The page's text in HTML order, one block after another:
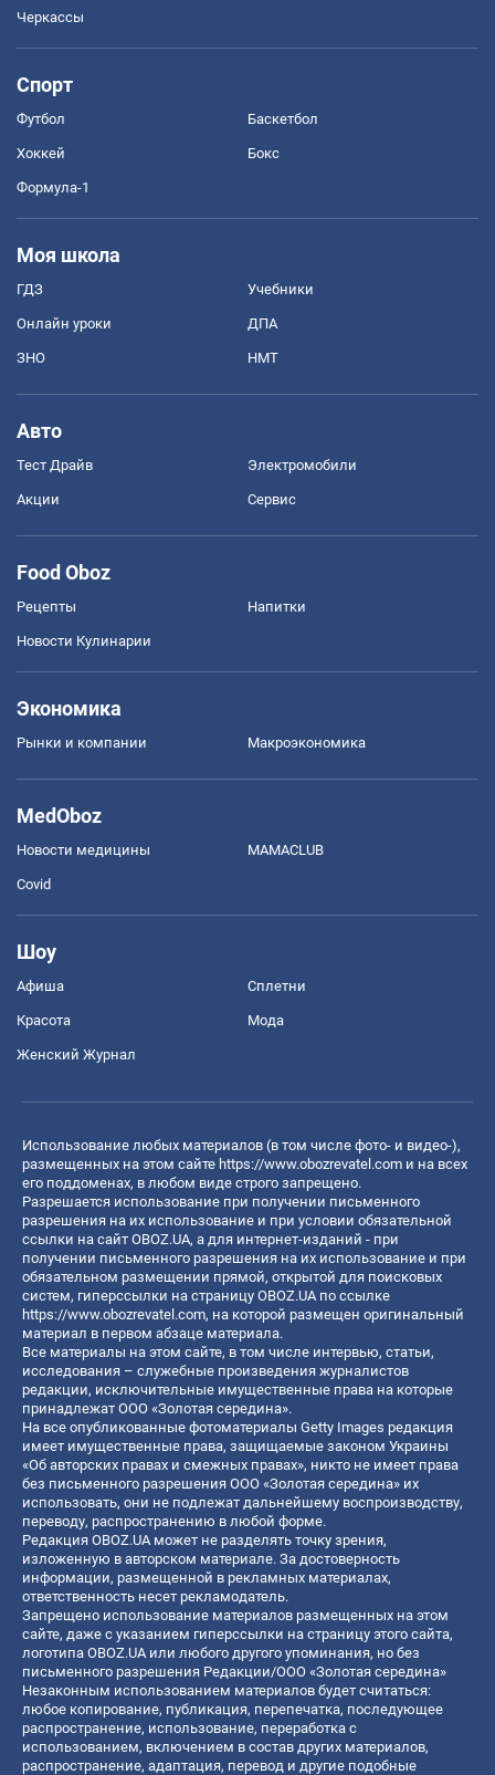
Черкассы
Спорт
Футбол Баскетбол
Хоккей Бокс
Формула-1
Моя школа
ГДЗ Учебники
Онлайн уроки ДПА
ЗНО НМТ
Авто
Тест Драйв Электромобили
Акции Сервис
Food Oboz
Рецепты Напитки
Новости Кулинарии
Экономика
Рынки и компании Mакроэкономика
MedOboz
Новости медицины MAMACLUB
Covid
Шоу
Афиша Сплетни
Красота Мода
Женский Журнал
Использование любых материалов (в том числе фото- и видео-),
размещенных на этом сайте https://www.obozrevatel.com и на всех
его поддоменах, в любом виде строго запрещено.
Разрешается использование при получении письменного
разрешения на их использование и при условии обязательной
ссылки на сайт OBOZ.UA, а для интернет-изданий - при
получении письменного разрешения на их использование и при
обязательном размещении прямой, открытой для поисковых
систем, гиперссылки на страницу OBOZ.UA по ссылке
https://www.obozrevatel.com, на которой размещен оригинальный
материал в первом абзаце материала.
Все материалы на этом сайте, в том числе интервью, статьи,
исследования – служебные произведения журналистов
редакции, исключительные имущественные права на которые
принадлежат ООО «Золотая середина».
На все опубликованные фотоматериалы Getty Images редакция
имеет имущественные права, защищаемые законом Украины
«Об авторских правах и смежных правах», никто не имеет права
без письменного разрешения ООО «Золотая середина» их
использовать, они не подлежат дальнейшему воспроизводству,
переводу, распространению в любой форме.
Редакция OBOZ.UA может не разделять точку зрения,
изложенную в авторском материале. За достоверность
информации, размещенной в рекламных материалах,
ответственность несет рекламодатель.
Запрещено использование материалов размещенных на этом
сайте, даже с указанием гиперссылки на страницу этого сайта,
логотипа OBOZ.UA или любого другого упоминания, но без
письменного разрешения Редакции/ООО «Золотая середина»
Незаконным использованием материалов будет считаться:
любое копирование, публикация, перепечатка, последующее
распространение, использование, переработка с
использованием, включением в состав других материалов,
распространение, адаптация, перевод и другие подобные